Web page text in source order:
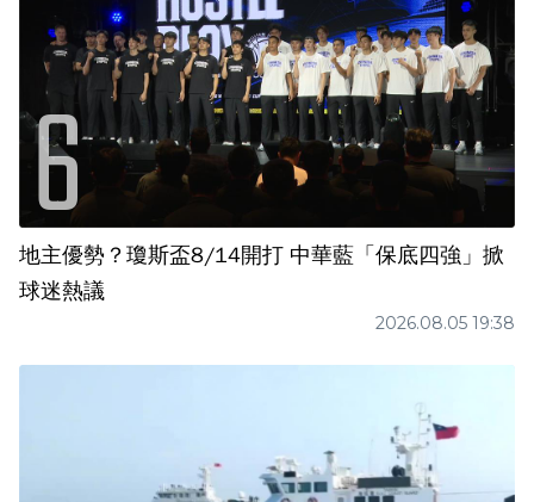
地主優勢？瓊斯盃8/14開打 中華藍「保底四強」掀
球迷熱議
2026.08.05 19:38